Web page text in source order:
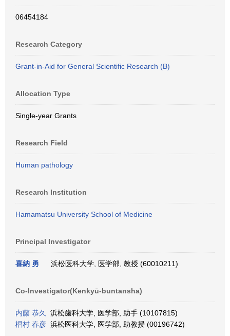
06454184
Research Category
Grant-in-Aid for General Scientific Research (B)
Allocation Type
Single-year Grants
Research Field
Human pathology
Research Institution
Hamamatsu University School of Medicine
Principal Investigator
喜納 勇 浜松医科大学, 医学部, 教授 (60010211)
Co-Investigator(Kenkyū-buntansha)
内藤 恭久
浜松歯科大学, 医学部, 助手 (10107815)
椙村 春彦 浜松医科大学, 医学部, 助教授 (00196742)